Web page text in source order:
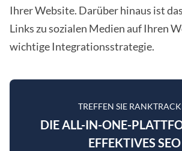
Ihrer Website. Darüber hinaus ist
Links zu sozialen Medien auf Ihren
wichtige Integrationsstrategie.
TREFFEN SIE
DIE ALL-IN-ONE-
EFFEKTIVES SEO